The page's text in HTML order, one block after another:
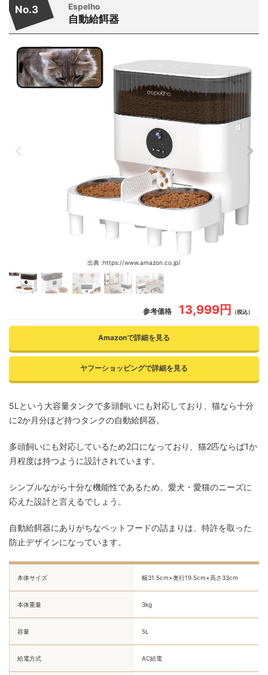
No.3 Espelho
自動給餌器
出典 :https://www.amazon.co.jp/
参考価格 13,999円 （税込）
Amazonで詳細を見る
ヤフーショッピングで詳細を見る
5Lという大容量タンクで多頭飼いにも対応しており、猫なら十分
に2か月分ほど持つタンクの自動給餌器。
多頭飼いにも対応しているため2口になっており、猫2匹ならば1か
月程度は持つように設計されています。
シンプルながら十分な機能性であるため、愛犬・愛猫のニーズに
応えた設計と言えるでしょう。
自動給餌器にありがちなペットフードの詰まりは、特許を取った
防止デザインになっています。
本体サイズ 幅31.5cm×奥行19.5cm×高さ33cm
本体重量 3kg
容量 5L
給電方式 AC給電